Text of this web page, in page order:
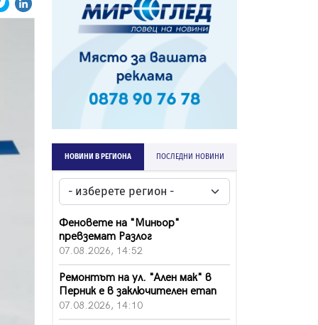
НОВИНИ В РЕГИОНА ПОСЛЕДНИ НОВИНИ
Феновете на "Миньор"
превземат Разлог
07.08.2026, 14:52
Ремонтът на ул. "Ален мак" в
Перник е в заключителен етап
07.08.2026, 14:10